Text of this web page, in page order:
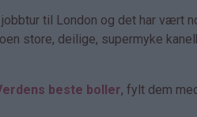
til London og det har vært
store, deilige, supermyke
beste boller, fylt dem